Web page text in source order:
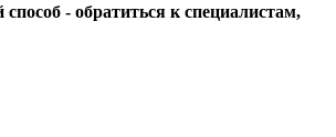
- обратиться к специалистам,